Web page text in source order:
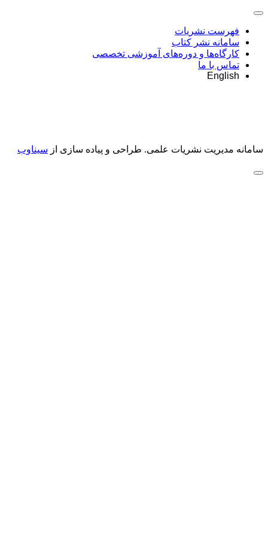
فهرست نشریات
سامانه نشر کتاب
کارگاه‌ها و دوره‌های آموزشی تخصصی
تماس با ما
English
سامانه مدیریت نشریات علمی. طراحی و پیاده سازی از سیناوب